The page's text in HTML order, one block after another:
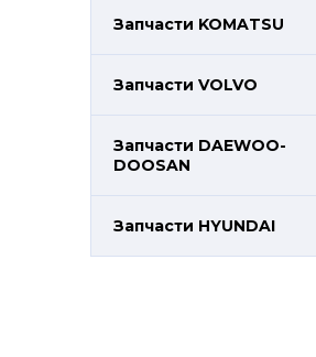
Запчасти KOMATSU
Запчасти VOLVO
Запчасти DAEWOO-
DOOSAN
Запчасти HYUNDAI